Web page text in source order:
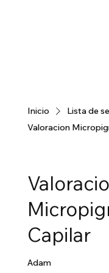
Inicio
Lista de
Valoracion
Capilar
Adam